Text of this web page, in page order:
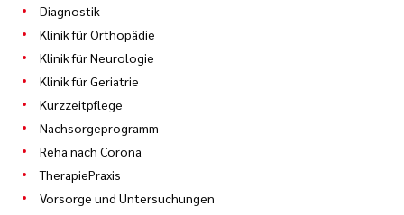
Diagnostik
Klinik für Orthopädie
Klinik für Neurologie
Klinik für Geriatrie
Kurzzeitpflege
Nachsorgeprogramm
Reha nach Corona
TherapiePraxis
Vorsorge und Untersuchungen